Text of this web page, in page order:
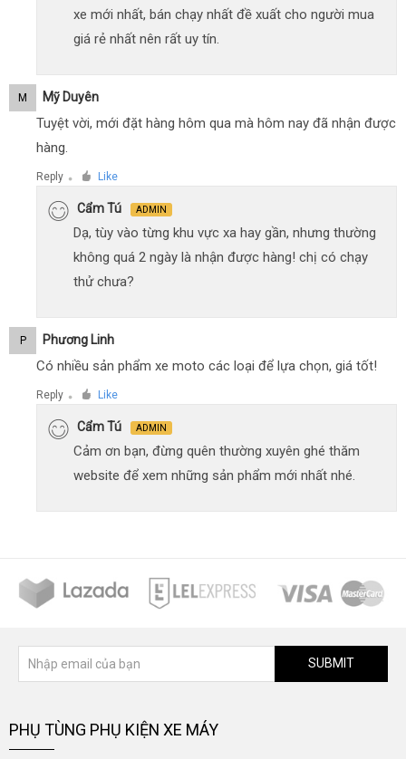
xe mới nhất, bán chạy nhất đề xuất cho người mua
giá rẻ nhất nên rất uy tín.
M Mỹ Duyên
Tuyệt vời, mới đặt hàng hôm qua mà hôm nay đã nhận được
hàng.
Reply ● Like
Cẩm Tú ADMIN
Dạ, tùy vào từng khu vực xa hay gần, nhưng thường
không quá 2 ngày là nhận được hàng! chị có chạy
thử chưa?
P Phương Linh
Có nhiều sản phẩm xe moto các loại để lựa chọn, giá tốt!
Reply ● Like
Cẩm Tú ADMIN
Cảm ơn bạn, đừng quên thường xuyên ghé thăm
website để xem những sản phẩm mới nhất nhé.
SUBMIT
PHỤ TÙNG PHỤ KIỆN XE MÁY